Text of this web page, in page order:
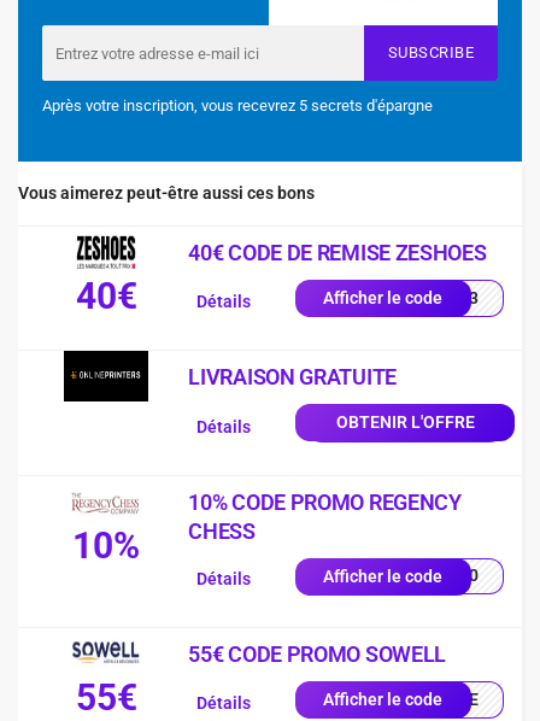
SUBSCRIBE
Après votre inscription, vous recevrez 5 secrets d'épargne
Vous aimerez peut-être aussi ces bons
40€
40€ CODE DE REMISE ZESHOES
Afficher le codeEKW3
Détails
LIVRAISON GRATUITE
OBTENIR L'OFFRE
Détails
10%
10% CODE PROMO REGENCY
CHESS
Afficher le codeME10
Détails
55€
55€ CODE PROMO SOWELL
Afficher le codeENUE
Détails